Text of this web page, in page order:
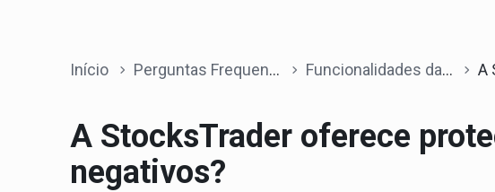
Início Perguntas Frequentes Funcionalidades da plataforma A
A StocksTrader oferece
negativos?